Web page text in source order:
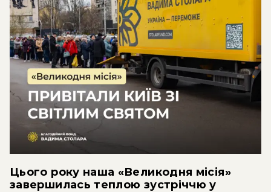
Цього року наша «Великодня місія»
завершилась теплою зустріччю у